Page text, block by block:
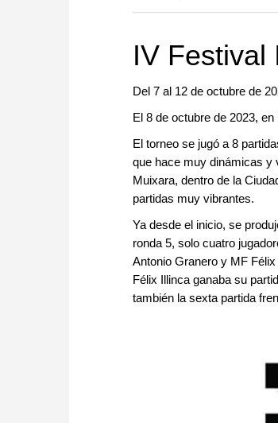
more
IV Festival
Del 7 al 12 de octubre de
El 8 de octubre de 2023,
El torneo se jugó a 8
que hace muy dinámicas y
Muixara, dentro de la
partidas muy vibrantes.
Ya desde el inicio, se
ronda 5, solo cuatro
Antonio Granero y MF
Félix Illinca ganaba su
también la sexta partida